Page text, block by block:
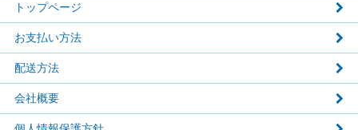
トップページ
お支払い方法
配送方法
会社概要